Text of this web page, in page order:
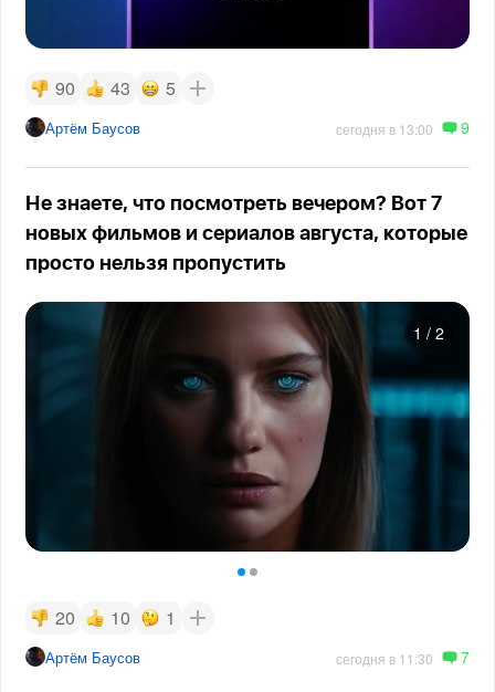
90 43 5
Артём Баусов сегодня в 13:00 9
Не знаете, что посмотреть вечером? Вот 7
новых фильмов и сериалов августа, которые
просто нельзя пропустить
1 / 2
20 10 1
Артём Баусов сегодня в 11:30 7